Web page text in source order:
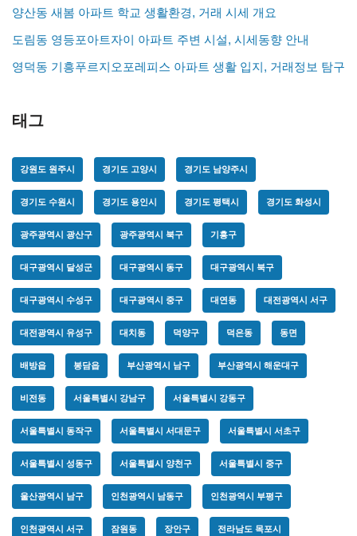
양산동 새봄 아파트 학교 생활환경, 거래 시세 개요
도림동 영등포아트자이 아파트 주변 시설, 시세동향 안내
영덕동 기흥푸르지오포레피스 아파트 생활 입지, 거래정보 탐구
태그
강원도 원주시 경기도 고양시 경기도 남양주시
경기도 수원시 경기도 용인시 경기도 평택시 경기도 화성시
광주광역시 광산구 광주광역시 북구 기흥구
대구광역시 달성군 대구광역시 동구 대구광역시 북구
대구광역시 수성구 대구광역시 중구 대연동 대전광역시 서구
대전광역시 유성구 대치동 덕양구 덕은동 동면
배방읍 봉담읍 부산광역시 남구 부산광역시 해운대구
비전동 서울특별시 강남구 서울특별시 강동구
서울특별시 동작구 서울특별시 서대문구 서울특별시 서초구
서울특별시 성동구 서울특별시 양천구 서울특별시 중구
울산광역시 남구 인천광역시 남동구 인천광역시 부평구
인천광역시 서구 잠원동 장안구 전라남도 목포시